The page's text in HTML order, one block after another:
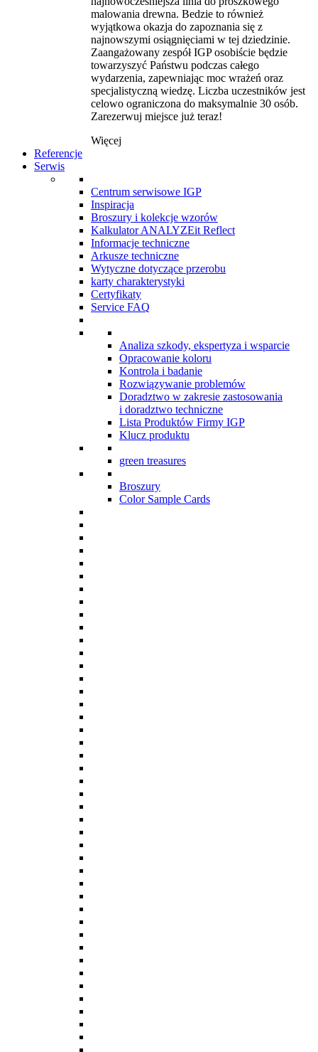
malowania drewna. Bedzie to również
wyjątkowa okazja do zapoznania się z
najnowszymi osiągnięciami w tej dziedzinie.
Zaangażowany zespół IGP osobiście będzie
towarzyszyć Państwu podczas całego
wydarzenia, zapewniając moc wrażeń oraz
specjalistyczną wiedzę. Liczba uczestników jest
celowo ograniczona do maksymalnie 30 osób.
Zarezerwuj miejsce już teraz!
Więcej
Referencje
Serwis
Centrum serwisowe IGP
Inspiracja
Broszury i kolekcje wzorów
Kalkulator ANALYZEit Reflect
Informacje techniczne
Arkusze techniczne
Wytyczne dotyczące przerobu
karty charakterystyki
Certyfikaty
Service FAQ
Analiza szkody, ekspertyza i wsparcie
Opracowanie koloru
Kontrola i badanie
Rozwiązywanie problemów
Doradztwo w zakresie zastosowania
i doradztwo techniczne
Lista Produktów Firmy IGP
Klucz produktu
green treasures
Broszury
Color Sample Cards